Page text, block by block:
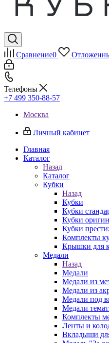
Сравнение0
Телефоны
+7 499 350-88-57
Москва
Личный кабинет
Главная
Каталог
Назад
Каталог
Кубки
Назад
Кубки
Кубки
Кубки
Кубки
Комплекты
Крышки для
Медали
Назад
Медали
Медали из
Медали из
Медали под
Медали
Комплекты
Ленты и
Вкладыши